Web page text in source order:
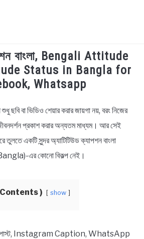
বাংলা, Bengali Attitude
Status in Bangla for
Whatsapp
ছবি বা ভিডিও শেয়ার করার জায়গা নয়, বরং নিজের
প্রকাশ করার অন্যতম মাধ্যম। আর সেই
একটি সুন্দর অ্যাটিটিউড ক্যাপশন বাংলা
এর কোনো বিকল্প নেই।
Contents ) show
Instagram Caption, WhatsApp